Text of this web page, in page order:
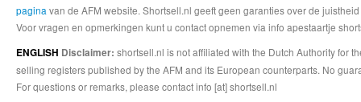
pagina van de AFM website. Shortsell.nl geeft geen garanties over de
Voor vragen en opmerkingen kunt u contact opnemen via info apestaartje
ENGLISH Disclaimer: shortsell.nl is not affiliated with the Dutch Authority for
selling registers published by the AFM and its European counterparts. No
For questions or remarks, please contact info [at] shortsell.nl